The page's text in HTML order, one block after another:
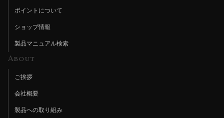
ポイントについて
ショップ情報
製品マニュアル検索
About
ご挨拶
会社概要
製品への取り組み